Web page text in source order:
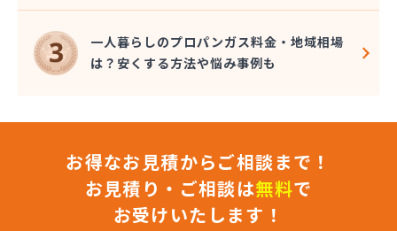
中山通商有限会社
中信LPガス事業協同組合
中沢商店
朝日オーム株式会社
長野プロパンガス株式会社 上田支店
長野プロパンガス株式会社 長野営業所
長野都市ガスエネパート日本ガス工事株式会社
長野日石ガス株式会社 佐久営業所
一人暮らしのプロパンガス料金・地域相場
は？安くする方法や悩み事例も
お得なお見積からご相談まで！
お見積り・ご相談は無料で
お受けいたします！